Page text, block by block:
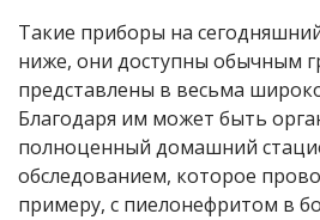
Такие приборы на
ниже, они доступны обычным
представлены в весьма
Благодаря им может быть
полноценный домашний
обследованием, которое
примеру, с пиелонефритом в